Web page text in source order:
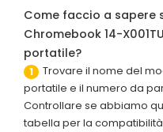
Come faccio a sapere
Chromebook 14-
portatile?
1
Trovare il nome del
portatile e il numero da
Controllare se abbiamo
tabella per la